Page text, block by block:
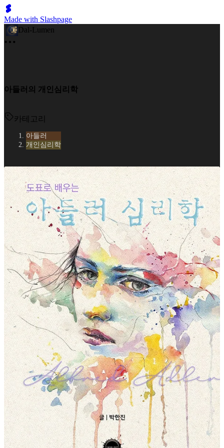
Made with Slashpage
Dal-Lumen
아들러의 개인심리학
카테고리
아들러
개인심리학